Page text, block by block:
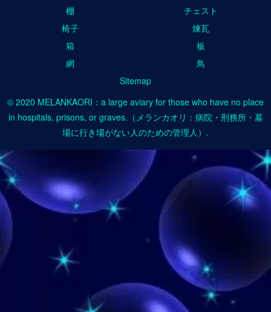
棚
チェスト
椅子
煉瓦
箱
板
網
鳥
Sitemap
© 2020 MELANKAORI：a large aviary for those who have no place
in hospitals, prisons, or graves.（メランカオリ：病院・刑務所・墓
場に行き場がない人のための管理人）.